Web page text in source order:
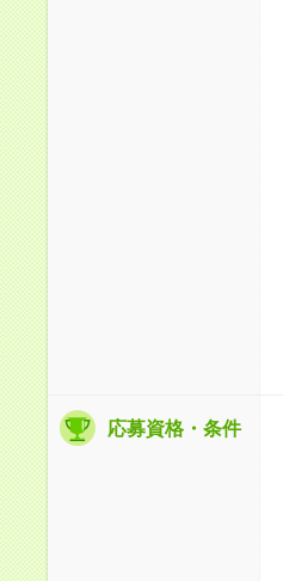
応募資格・条件